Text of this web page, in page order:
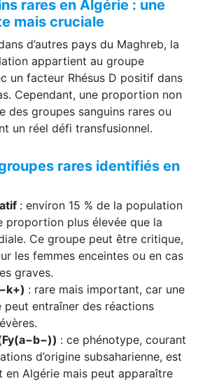
rares en Algérie : une
mais cruciale
d’autres pays du Maghreb, la
appartient au groupe
un facteur Rhésus D positif dans
Cependant, une proportion non
des groupes sanguins rares ou
un réel défi transfusionnel.
rares identifiés en
: environ 15 % de la population
proportion plus élevée que la
Ce groupe peut être critique,
les femmes enceintes ou en cas
graves.
: rare mais important, car une
entraîner des réactions
: ce phénotype, courant
d’origine subsaharienne, est
en Algérie mais peut apparaître